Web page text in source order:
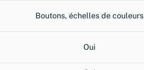
Boutons, échelles de couleurs
Oui